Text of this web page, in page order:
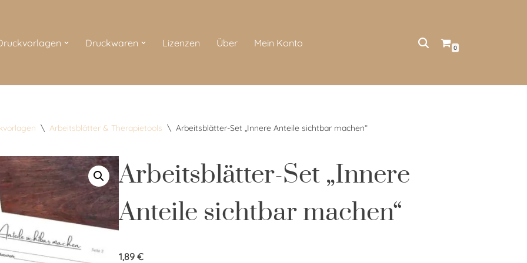
Druckwaren Lizenzen Über Mein Konto 0
\ Arbeitsblätter & Therapietools \ Arbeitsblätter-Set „Innere Anteile sichtbar machen“
Arbeitsblätter-Set „Innere
Anteile sichtbar machen“
1,89 €